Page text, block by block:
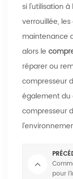
si l'utilisation
verrouillée,
maintenance
alors le
réparer ou
compresseur
également
compresseur
pour